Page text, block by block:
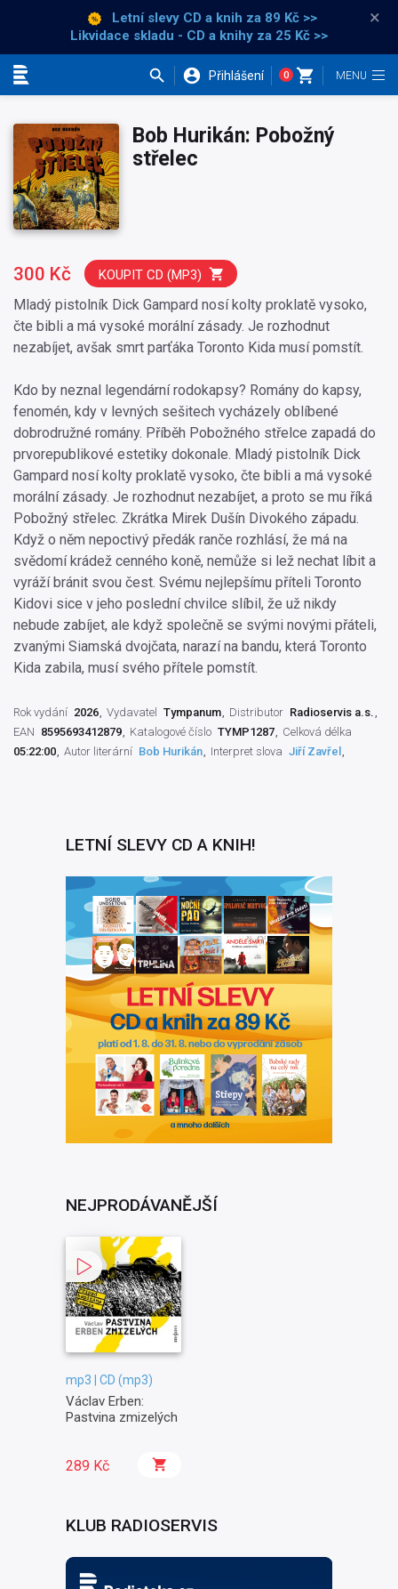
Letní slevy CD a knih za 89 Kč >>
Likvidace skladu - CD a knihy za 25 Kč >>
×
Přihlášení 0
Bob Hurikán: Pobožný
střelec
Mladý pistolník Dick Gampard nosí kolty proklatě vysoko,
čte bibli a má vysoké morální zásady. Je rozhodnut
nezabíjet, avšak smrt parťáka Toronto Kida musí pomstít.
Kdo by neznal legendární rodokapsy? Romány do kapsy,
fenomén, kdy v levných sešitech vycházely oblíbené
dobrodružné romány. Příběh Pobožného střelce zapadá do
prvorepublikové estetiky dokonale. Mladý pistolník Dick
Gampard nosí kolty proklatě vysoko, čte bibli a má vysoké
morální zásady. Je rozhodnut nezabíjet, a proto se mu říká
Pobožný střelec. Zkrátka Mirek Dušín Divokého západu.
Když o něm nepoctivý předák ranče rozhlásí, že má na
svědomí krádež cenného koně, nemůže si lež nechat líbit a
vyráží bránit svou čest. Svému nejlepšímu příteli Toronto
Kidovi sice v jeho poslední chvilce slíbil, že už nikdy
nebude zabíjet, ale když společně se svými novými přáteli,
zvanými Siamská dvojčata, narazí na bandu, která Toronto
Kida zabila, musí svého přítele pomstít.
300 Kč KOUPIT CD (MP3)
Rok vydání 2026 Vydavatel Tympanum Distributor Radioservis a.s.
EAN 8595693412879 Katalogové číslo TYMP1287
Celková délka
05:22:00 Autor literární Bob Hurikán Interpret slova Jiří Zavřel
LETNÍ SLEVY CD A KNIH!
NEJPRODÁVANĚJŠÍ
mp3 | CD (mp3)
Václav Erben:
Pastvina zmizelých
289 Kč
KLUB RADIOSERVIS